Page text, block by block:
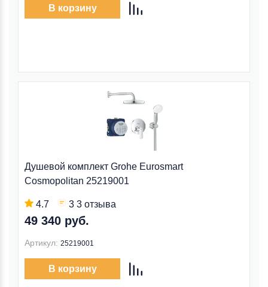
В корзину
Душевой комплект Grohe Eurosmart
Cosmopolitan 25219001
4.7 3 3 отзыва
49 340 руб.
Артикул: 25219001
В корзину